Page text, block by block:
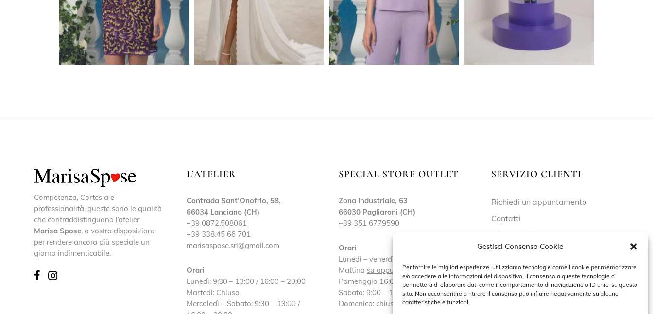
Gestisci Consenso Cookie
Per fornire le migliori esperienze, utilizziamo tecnologie come i cookie per memorizzare
e/o accedere alle informazioni del dispositivo. Il consenso a queste tecnologie ci
permetterà di elaborare dati come il comportamento di navigazione o ID unici su questo
sito. Non acconsentire o ritirare il consenso può influire negativamente su alcune
caratteristiche e funzioni.
Competenza, Cortesia e
professionalità, queste sono le qualità
che contraddistinguono l’atelier
Marisa Spose, a vostra disposizione
per rendere ancora più speciale un
giorno indimenticabile.
L’ATELIER
Contrada Sant’Onofrio, 58,
66034 Lanciano (CH)
+39 0872.508061
+39 338.45 66 701
marisaspose.srl@gmail.com
Orari
Lunedì: 9:30 – 13:00 / 16:00 – 20:00
Martedì: Chiuso
Mercoledì – Sabato: 9:30 – 13:00 /
SPECIAL STORE OUTLET
Zona Industriale, 63
66030 Pagliaroni (CH)
+39 351 6779590
Orari
Lunedì – venerdì:
Mattina su appuntamento
Pomeriggio 16:00 – 19:30
Sabato: 9:00 – 13:00 / 16:30 – 19:30
Domenica: chiuso
SERVIZIO CLIENTI
Richiedi un appuntamento
Contatti
Cookie Policy